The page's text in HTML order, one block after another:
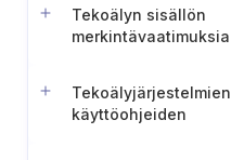
Tekoälyn sisällön
merkintävaatimuksia
dokumentointi
Tekoälyjärjestelmien
käyttöohjeiden